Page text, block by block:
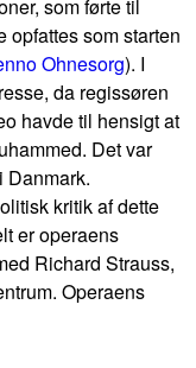
som førte til
opfattes som starten
Ohnesorg). I
da regissøren
havde til hensigt at
Det var
Danmark.
kritik af dette
er operaens
Richard Strauss,
Operaens